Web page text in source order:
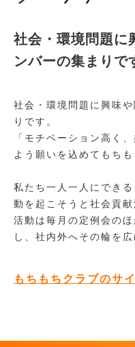
社会・環境問題に
ンバーの集まりで
社会・環境問題に興味
りです。
「モチベーション高く
よう願いを込めてもち
私たち一人一人にでき
動を起こそうと社会貢
活動は毎月の定例会の
し、社内外へその輪を広
もちもちクラブのサ